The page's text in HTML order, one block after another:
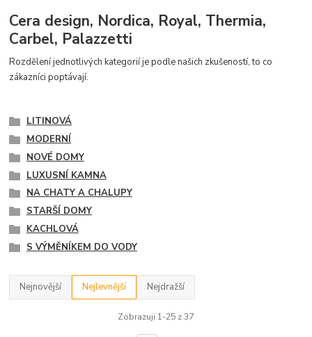
Cera design, Nordica, Royal, Thermia,
Carbel, Palazzetti
Rozdělení jednotlivých kategorií je podle našich zkušeností, to co
zákazníci poptávají.
LITINOVÁ
MODERNÍ
NOVÉ DOMY
LUXUSNÍ KAMNA
NA CHATY A CHALUPY
STARŠÍ DOMY
KACHLOVÁ
S VÝMĚNÍKEM DO VODY
Nejnovější Nejlevnější Nejdražší
Zobrazuji 1-25 z 37